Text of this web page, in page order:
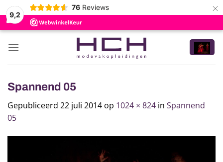
9,2
76 Reviews ×
Ga
naar
Spannend 05
Gepubliceerd 22 juli 2014 op 1024 × 824 in Spannend
05